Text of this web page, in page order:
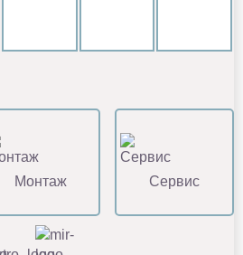
Монтаж Сервис